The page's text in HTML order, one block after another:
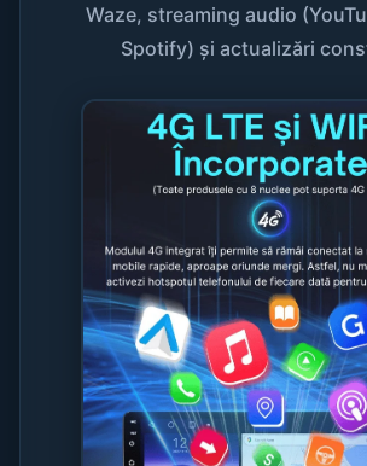
Waze, streaming audio
Spotify) și actualizări